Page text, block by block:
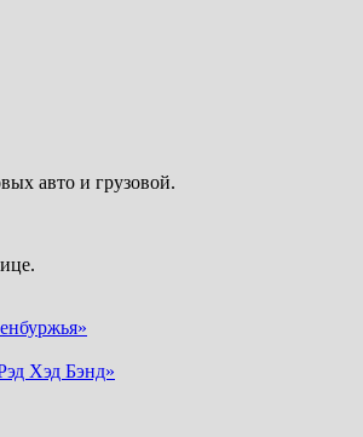
авто и грузовой.
Хэд Бэнд»